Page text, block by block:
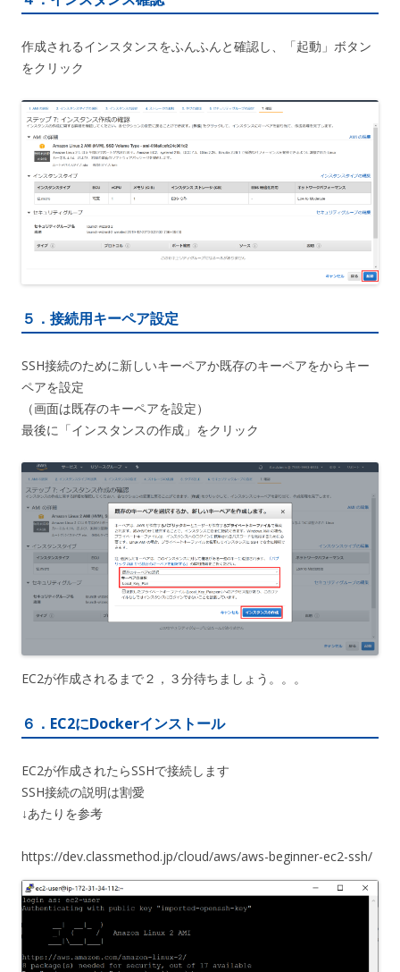
作成されるインスタンスをふんふんと確認し、「起動」ボタン
をクリック
５．接続用キーペア設定
SSH接続のために新しいキーペアか既存のキーペアをからキー
ペアを設定
（画面は既存のキーペアを設定）
最後に「インスタンスの作成」をクリック
EC2が作成されるまで２，３分待ちましょう。。。
６．EC2にDockerインストール
EC2が作成されたらSSHで接続します
SSH接続の説明は割愛
↓あたりを参考
https://dev.classmethod.jp/cloud/aws/aws-beginner-ec2-ssh/